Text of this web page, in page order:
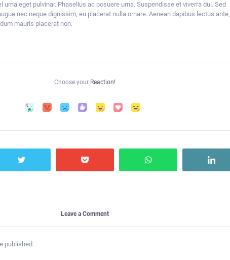
urna eget pulvinar. Phasellus ac posuere urna. Suspendisse et viverra dui. Sed
nec neque dignissim, eu placerat nulla ornare. Aenean dapibus lectus ante,
mauris placerat non.
Choose your Reaction!
Leave a Comment
published.